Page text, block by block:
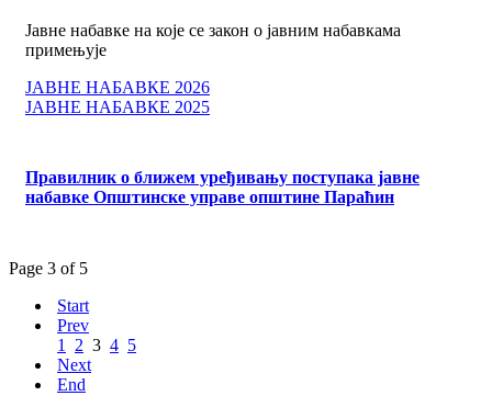
Јавне набавке на које се закон о јавним набавкама
примењује
ЈАВНЕ НАБАВКЕ 2026
ЈАВНЕ НАБАВКЕ 2025
Правилник о ближем уређивању поступака јавне
набавке Општинске управе општине Параћин
Page 3 of 5
Start
Prev
1 2 3 4 5
Next
End